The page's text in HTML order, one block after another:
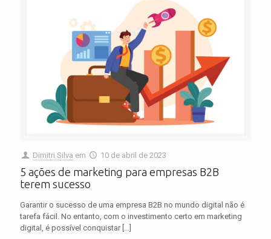
Dimitri Silva em 10 de abril de 2023
5 ações de marketing para empresas B2B
terem sucesso
Garantir o sucesso de uma empresa B2B no mundo digital não é
tarefa fácil. No entanto, com o investimento certo em marketing
digital, é possível conquistar[…]